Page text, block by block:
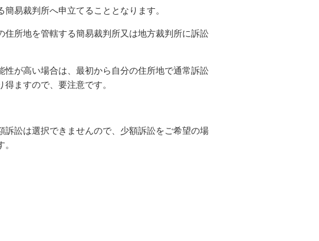
易裁判所へ申立てることとなります。
所地を管轄する簡易裁判所又は地方裁判所に訴訟
が高い場合は、最初から自分の住所地で通常訴訟
ますので、要注意です。
訟は選択できませんので、少額訴訟をご希望の場